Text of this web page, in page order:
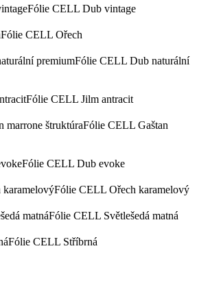
Fólie CELL Dub vintage
Fólie CELL Ořech
Fólie CELL Dub naturální
Fólie CELL Jilm antracit
Fólie CELL Gaštan
Fólie CELL Dub evoke
Fólie CELL Ořech karamelový
Fólie CELL Světlešedá matná
Fólie CELL Stříbrná